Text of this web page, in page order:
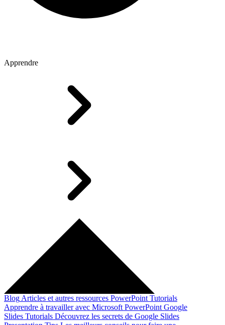
Apprendre
Blog Articles et autres ressources PowerPoint Tutorials
Apprendre à travailler avec Microsoft PowerPoint Google
Slides Tutorials Découvrez les secrets de Google Slides